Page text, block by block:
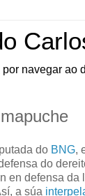
navegar ao
do BNG,
do
en defensa da
a súa